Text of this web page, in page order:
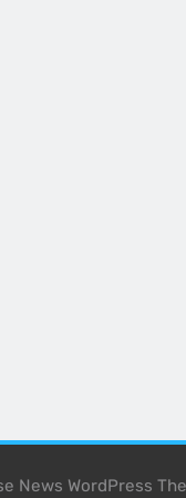
News WordPress